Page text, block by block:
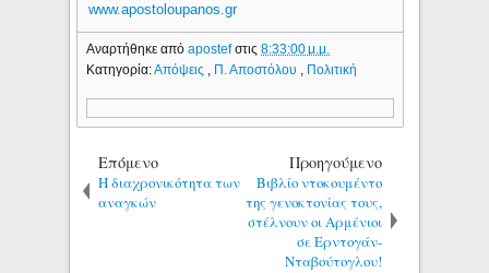
www.apostoloupanos.gr
Αναρτήθηκε απόapostefστις8:33:00 μ.μ.
Κατηγορία:Απόψεις , Π. Αποστόλου , Πολιτική
Επόμενο
Η διαχρονικότητα των
αναγκών
Προηγούμενο
Βιβλίο ντοκουμέντο
της γενοκτονίας τους,
στέλνουν οι Αρμένιοι
σε Ερντογάν-
Νταβούτογλου!